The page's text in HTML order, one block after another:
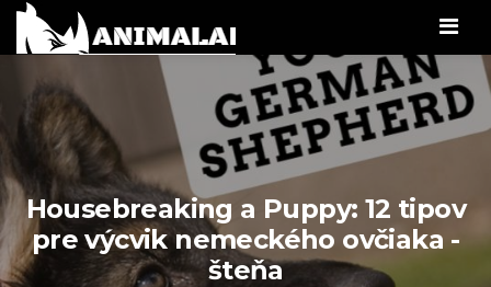
Housebreaking a Puppy: 12 tipov
pre výcvik nemeckého ovčiaka -
šteňa